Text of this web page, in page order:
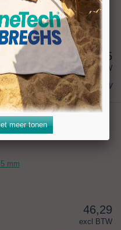
mm
45,35
excl BTW
€ 54,87 incl BTW
mm
46,29
excl BTW
meer tonen